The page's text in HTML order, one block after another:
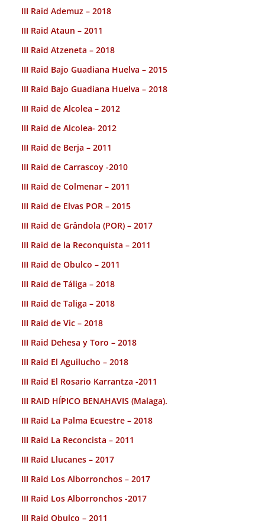
III Raid Ademuz – 2018
III Raid Ataun – 2011
III Raid Atzeneta – 2018
III Raid Bajo Guadiana Huelva – 2015
III Raid Bajo Guadiana Huelva – 2018
III Raid de Alcolea – 2012
III Raid de Alcolea- 2012
III Raid de Berja – 2011
III Raid de Carrascoy -2010
III Raid de Colmenar – 2011
III Raid de Elvas POR – 2015
III Raid de Grândola (POR) – 2017
III Raid de la Reconquista – 2011
III Raid de Obulco – 2011
III Raid de Táliga – 2018
III Raid de Taliga – 2018
III Raid de Vic – 2018
III Raid Dehesa y Toro – 2018
III Raid El Aguilucho – 2018
III Raid El Rosario Karrantza -2011
III RAID HÍPICO BENAHAVIS (Malaga).
III Raid La Palma Ecuestre – 2018
III Raid La Reconcista – 2011
III Raid Llucanes – 2017
III Raid Los Alborronchos – 2017
III Raid Los Alborronchos -2017
III Raid Obulco – 2011